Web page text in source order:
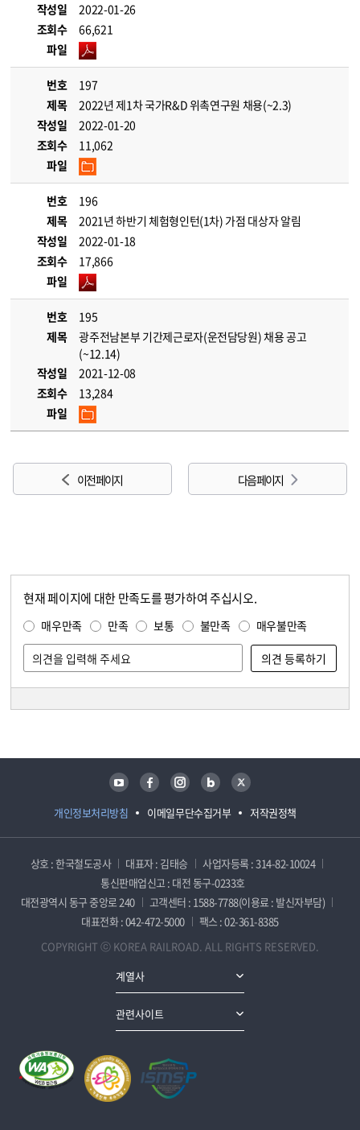
작성일
2022-01-26
조회수
66,621
파일
번호
197
제목
2022년 제1차 국가R&D 위촉연구원 채용(~2.3)
작성일
2022-01-20
조회수
11,062
파일
번호
196
제목
2021년 하반기 체험형인턴(1차) 가점 대상자 알림
작성일
2022-01-18
조회수
17,866
파일
번호
195
제목
광주전남본부 기간제근로자(운전담당원) 채용 공고
(~12.14)
작성일
2021-12-08
조회수
13,284
파일
이전 페이지 다음 페이지
현재 페이지에 대한 만족도를 평가하여 주십시오.
매우만족 만족 보통 불만족 매우불만족
개인정보처리방침 이메일무단수집거부 저작권정책
유튜브 페이스북 인스타그램 블로그 트위터
상호 : 한국철도공사 대표자 : 김태승
사업자등록 : 314-82-10024
통신판매업신고 : 대전 동구-0233호
대전광역시 동구 중앙로 240
고객센터 : 1588-7788(이용료 : 발신자부담)
대표전화 : 042-472-5000
팩스 : 02-361-8385
COPYRIGHT ⓒ KOREA RAILROAD. ALL RIGHTS RESERVED.
계열사
관련사이트